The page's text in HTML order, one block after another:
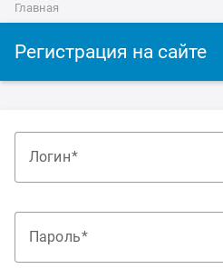
Главная
Регистрация на сайте
Логин
Пароль